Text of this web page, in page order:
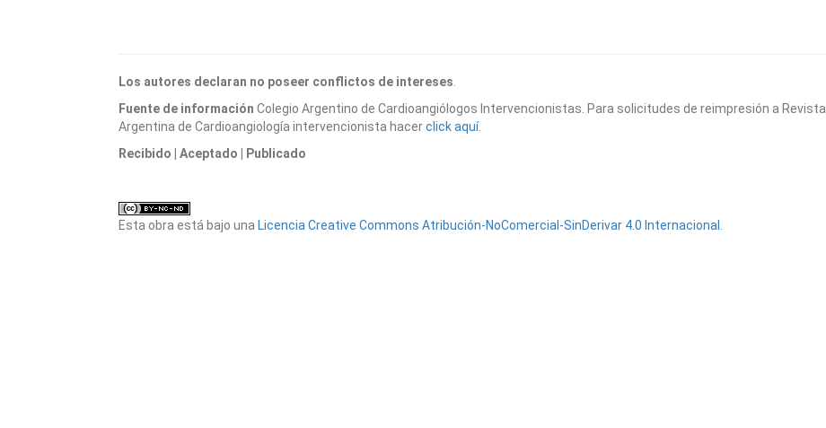
Los autores declaran no poseer conflictos de intereses.
Fuente de información Colegio Argentino de Cardioangiólogos Intervencionistas. Para solicitudes de reimpresión a Revista
Argentina de Cardioangiología intervencionista hacerclick aquí.
Recibido
| Aceptado | Publicado
Esta obra está bajo una Licencia Creative Commons Atribución-NoComercial-SinDerivar 4.0 Internacional .